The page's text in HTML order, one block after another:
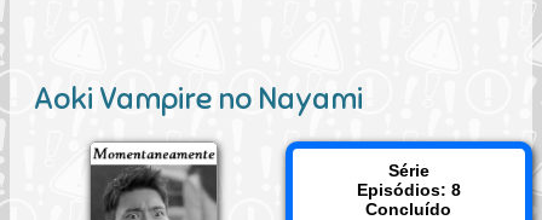
Aoki Vampire no Nayami
Série
Episódios: 8
Concluído